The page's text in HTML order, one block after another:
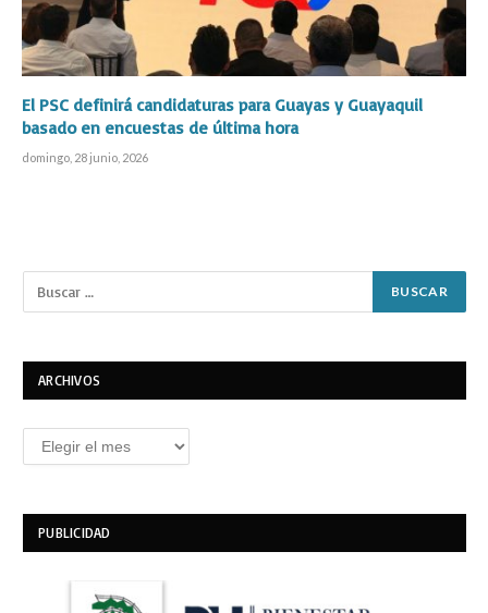
El PSC definirá candidaturas para Guayas y Guayaquil
basado en encuestas de última hora
domingo, 28 junio, 2026
ARCHIVOS
Archivos
PUBLICIDAD